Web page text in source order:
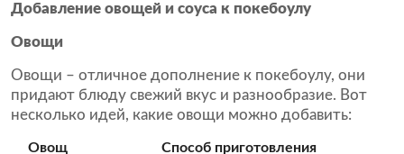
Добавление овощей и соуса к покебоулу
Овощи
Овощи – отличное дополнение к покебоулу, они
придают блюду свежий вкус и разнообразие. Вот
несколько идей, какие овощи можно добавить:
Овощ
Способ приготовления